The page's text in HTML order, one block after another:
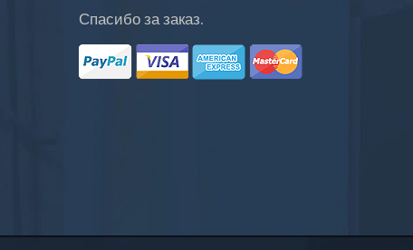
Спасибо за заказ.